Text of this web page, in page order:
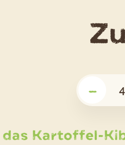
- 4
das Kartoffel-